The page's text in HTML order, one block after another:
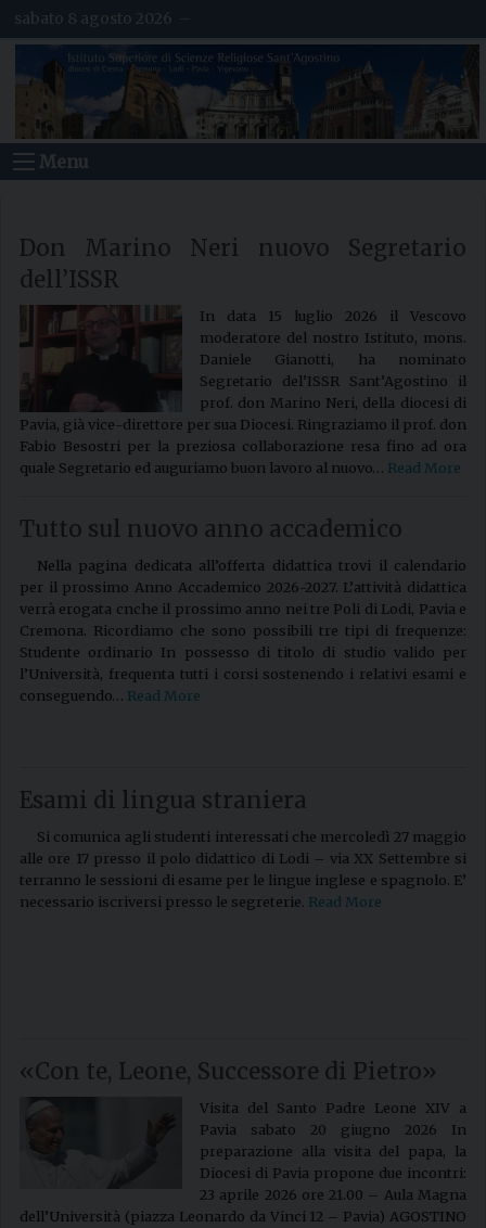
o
t
sabato 8 agosto 2026 –
Menu
Don Marino Neri nuovo Segretario
dell’ISSR
In data 15 luglio 2026 il Vescovo
moderatore del nostro Istituto, mons.
Daniele Gianotti, ha nominato
Segretario del’ISSR Sant’Agostino il
prof. don Marino Neri, della diocesi di
Pavia, già vice-direttore per sua Diocesi. Ringraziamo il prof. don
Fabio Besostri per la preziosa collaborazione resa fino ad ora
quale Segretario ed auguriamo buon lavoro al nuovo… Read More
Tutto sul nuovo anno accademico
Nella pagina dedicata all’offerta didattica trovi il calendario
per il prossimo Anno Accademico 2026-2027. L’attività didattica
verrà erogata cnche il prossimo anno nei tre Poli di Lodi, Pavia e
Cremona. Ricordiamo che sono possibili tre tipi di frequenze:
Studente ordinario In possesso di titolo di studio valido per
l’Università, frequenta tutti i corsi sostenendo i relativi esami e
conseguendo… Read More
Esami di lingua straniera
Si comunica agli studenti interessati che mercoledì 27 maggio
alle ore 17 presso il polo didattico di Lodi – via XX Settembre si
terranno le sessioni di esame per le lingue inglese e spagnolo. E’
necessario iscriversi presso le segreterie. Read More
«Con te, Leone, Successore di Pietro»
Visita del Santo Padre Leone XIV a
Pavia sabato 20 giugno 2026 In
preparazione alla visita del papa, la
Diocesi di Pavia propone due incontri:
23 aprile 2026 ore 21.00 – Aula Magna
dell’Università (piazza Leonardo da Vinci 12 – Pavia) AGOSTINO